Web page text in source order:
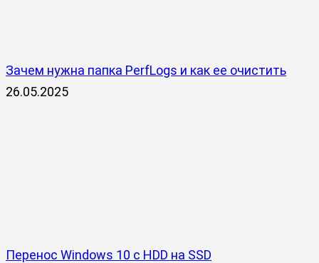
Зачем нужна папка PerfLogs и как ее очистить
26.05.2025
Перенос Windows 10 с HDD на SSD